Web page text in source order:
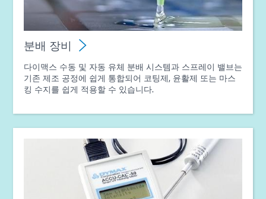
분배 장비
다이맥스 수동 및 자동 유체 분배 시스템과 스프레이 밸브는
기존 제조 공정에 쉽게 통합되어 코팅제, 윤활제 또는 마스
킹 수지를 쉽게 적용할 수 있습니다.